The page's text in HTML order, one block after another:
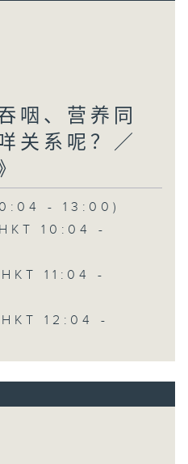
咽、营养同
关系呢？／
- 13:00)
10:04 -
11:04 -
12:04 -